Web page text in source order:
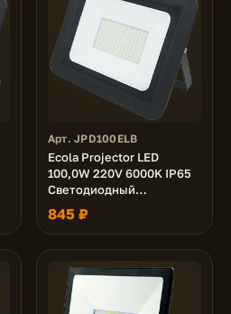
Арт. JPD100ELB
Ecola Projector LED
100,0W 220V 6000K IP65
Светодиодный
Прожектор тонкий
Черный 190x140x32
845 ₽